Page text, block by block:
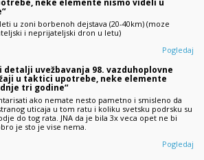
neke elemente nismo videli u
u zoni borbenoh dejstava (20-40km) (moze
i neprijateljski dron u letu)
Pogledaj
detalji uvežbavanja 98. vazduhoplovne
u taktici upotrebe, neke elemente
tri godine“
ako nemate nesto pametno i smisleno da
uticaja u tom ratu i koliku svetsku podrsku su
do tog rata. JNA da je bila 3x veca opet ne bi
je sto je vise nema.
Pogledaj